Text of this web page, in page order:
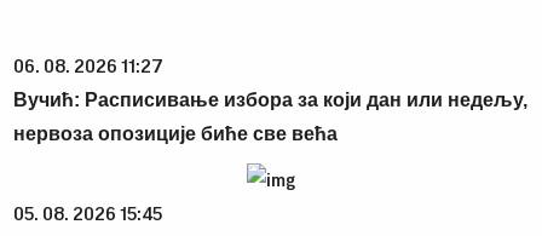
06. 08. 2026 11:27
Вучић: Расписивање избора за који дан или недељу,
нервоза опозиције биће све већа
05. 08. 2026 15:45